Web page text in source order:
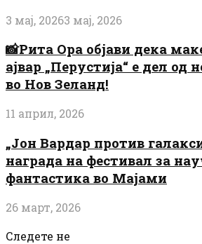
3 мај, 20263 мај, 2026
📸Рита Ора објави дека
ајвар „Перустија“ е дел од
во Нов Зеланд!
11 април, 2026
„Јон Вардар против
награда на фестивал за
фантастика во Мајами
26 март, 2026
Следете не